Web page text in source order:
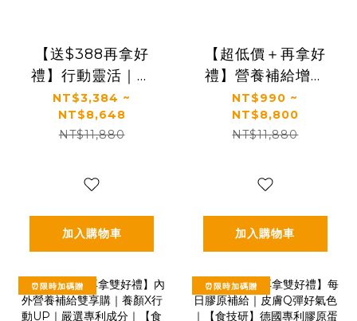
【送$388再拿好
禮】行動靈活｜關
鍵行動＋健康好眠
＋益生菌｜【太陽
星】全效克菲爾益
菌(多規格)
NT$3,384 ~
NT$8,648
NT$11,880
加入購物車
【超低價＋再拿好
禮】營養補給增強
體力推薦｜【太陽
星】全效乳鐵蛋白
(3g*30包/盒，多規
NT$990 ~
NT$8,800
NT$11,880
加入購物車
⏰限時加碼贈 ⏰限時加碼贈